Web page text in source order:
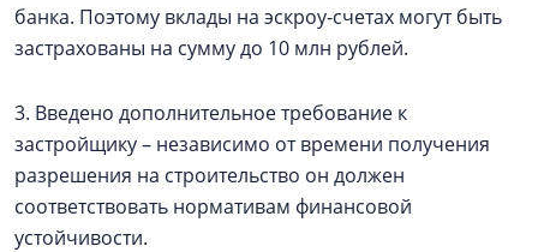
банка. Поэтому вклады на эскроу-счетах могут быть
застрахованы на сумму до 10 млн рублей.
3. Введено дополнительное требование к
застройщику – независимо от времени получения
разрешения на строительство он должен
соответствовать нормативам финансовой
устойчивости.